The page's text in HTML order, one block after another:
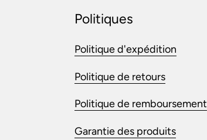
Politiques
Politique d'expédition
Politique de retours
Politique de remboursement
Garantie des produits